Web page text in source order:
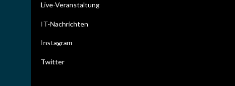
Live-Veranstaltung
IT-Nachrichten
Instagram
Twitter